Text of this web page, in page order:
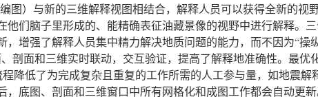
图）与新的三维解释视图相结合，解释人员可以获得全新的视野
他们脑子里形成的、能精确表征油藏景像的视野中进行解释。
，增强了解释人员集中精力解决地质问题的能力，而不因为“操
剖面和三维实时联动，交互验证，提高了解释地准确性。最优
程降低了为完成复杂且重复的工作所需的人工参与量，如地震解
，底图、剖面和三维窗口中所有网格化和成图工作都会自动更新